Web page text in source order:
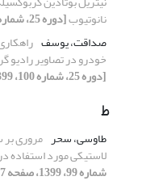
نانوتیوب[دوره 25، شماره 101، 1400، صفحه 27-36]
صداقت، یوسف
خودرو در تصاویر رادیو
[دوره 25، شماره 100، 1399، صفحه 63-79]
ط
طاوسی، سحر مروری بر
لاستیکی مورد استفاده
شماره 99، 1399، صفحه 37-53]